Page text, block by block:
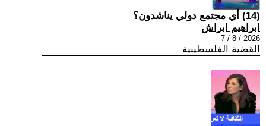
(14) أي مجتمع دولي يناشدون؟
ابراهيم ابراش
2026 / 8 / 7
القضية الفلسطينية